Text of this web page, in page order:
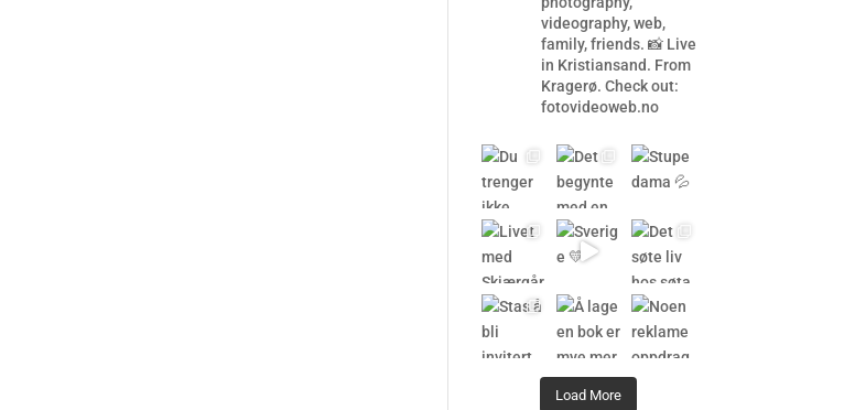
videography, web,
family, friends. 📸 Live
in Kristiansand. From
Kragerø. Check out:
fotovideoweb.no
Load More